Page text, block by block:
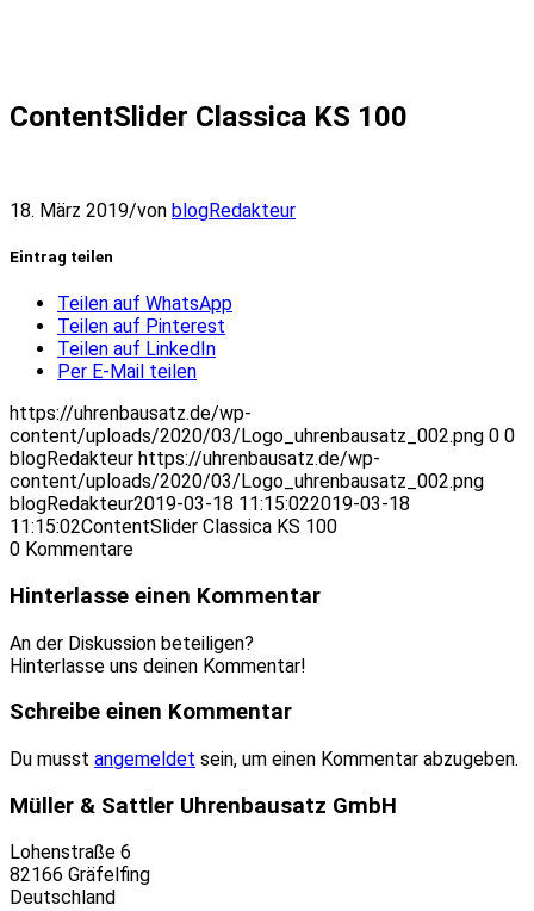
ContentSlider Classica KS 100
18. März 2019/von blogRedakteur
Eintrag teilen
Teilen auf WhatsApp
Teilen auf Pinterest
Teilen auf LinkedIn
Per E-Mail teilen
https://uhrenbausatz.de/wp-
content/uploads/2020/03/Logo_uhrenbausatz_002.png 0 0
blogRedakteur https://uhrenbausatz.de/wp-
content/uploads/2020/03/Logo_uhrenbausatz_002.png
blogRedakteur2019-03-18 11:15:022019-03-18
11:15:02ContentSlider Classica KS 100
0 Kommentare
Hinterlasse einen Kommentar
An der Diskussion beteiligen?
Hinterlasse uns deinen Kommentar!
Schreibe einen Kommentar
Du musst angemeldet sein, um einen Kommentar abzugeben.
Müller & Sattler Uhrenbausatz GmbH
Lohenstraße 6
82166 Gräfelfing
Deutschland